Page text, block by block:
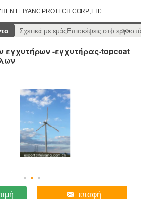
FEIYANG PROTECH CORP.,LTD
Σχετικά με εμάςΕπισκέψεις στο >>
εγχυτήρων -εγχυτήρας-topcoat
επαφή